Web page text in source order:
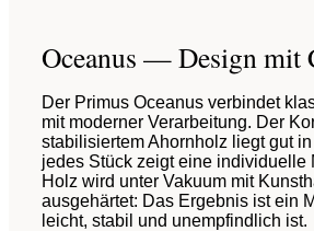
Oceanus — Design mit
Der Primus Oceanus verbindet
mit moderner Verarbeitung. Der
stabilisiertem Ahornholz liegt gut
jedes Stück zeigt eine individuelle
Holz wird unter Vakuum mit
ausgehärtet: Das Ergebnis ist ein
leicht, stabil und unempfindlich ist.